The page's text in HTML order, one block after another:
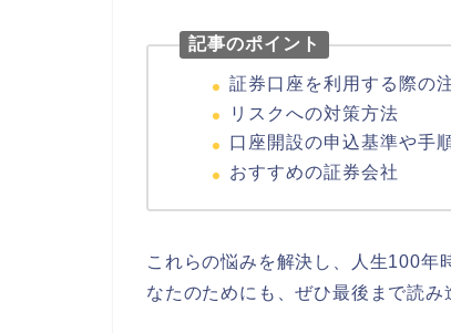
記事のポイント
証券口座を利用する際の
リスクへの対策方法
口座開設の申込基準や手
おすすめの証券会社
これらの悩みを解決し、人生100年
なたのためにも、ぜひ最後まで読み